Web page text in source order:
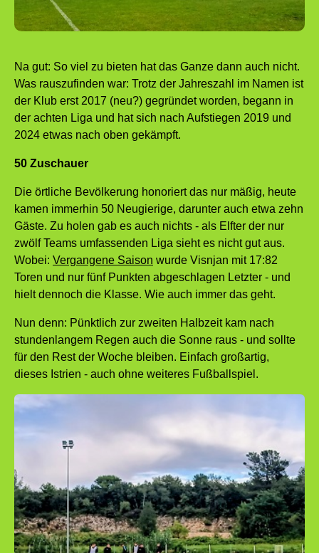
Na gut: So viel zu bieten hat das Ganze dann auch nicht.
Was rauszufinden war: Trotz der Jahreszahl im Namen ist
der Klub erst 2017 (neu?) gegründet worden, begann in
der achten Liga und hat sich nach Aufstiegen 2019 und
2024 etwas nach oben gekämpft.
50 Zuschauer
Die örtliche Bevölkerung honoriert das nur mäßig, heute
kamen immerhin 50 Neugierige, darunter auch etwa zehn
Gäste. Zu holen gab es auch nichts - als Elfter der nur
zwölf Teams umfassenden Liga sieht es nicht gut aus.
Wobei: Vergangene Saison wurde Visnjan mit 17:82
Toren und nur fünf Punkten abgeschlagen Letzter - und
hielt dennoch die Klasse. Wie auch immer das geht.
Nun denn: Pünktlich zur zweiten Halbzeit kam nach
stundenlangem Regen auch die Sonne raus - und sollte
für den Rest der Woche bleiben. Einfach großartig,
dieses Istrien - auch ohne weiteres Fußballspiel.